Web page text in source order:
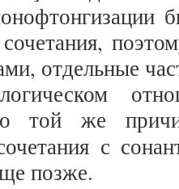
отдельные
той же
с
позже.